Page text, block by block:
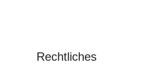
Rechtliches